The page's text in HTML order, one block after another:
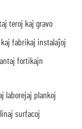
teroj kaj gravo
fabrikaj instalaĵoj
fortikajn
laborejaj plankoj
surfacoj